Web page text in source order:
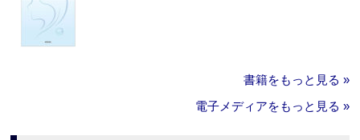
書籍をもっと見る »
電子メディアをもっと見る »